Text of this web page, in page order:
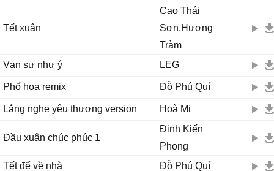
Tết xuân
Cao Thái
Sơn,Hương
Tràm
Vạn sự như ý
LEG
Phố hoa remix Đỗ Phú Quí
Lắng nghe yêu thương version Hoà Mi
Đầu xuân chúc phúc 1
Đinh Kiến
Phong
Tết để về nhà
Đỗ Phú Quí